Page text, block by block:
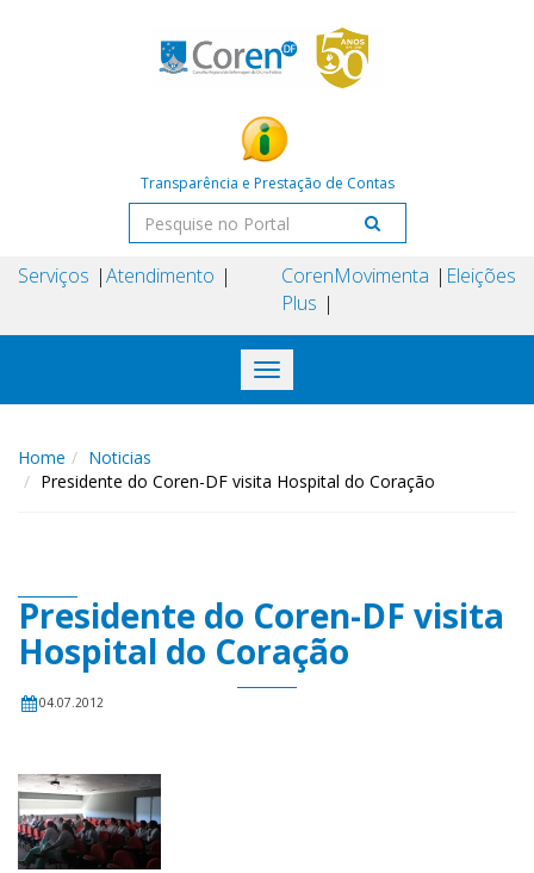
Transparência e Prestação de Contas
Serviços Atendimento
Coren
Plus
Movimenta Eleições
Toggle
navigation
Home
Noticias
Presidente do Coren-DF visita Hospital do Coração
Presidente do Coren-DF visita
Hospital do Coração
04.07.2012